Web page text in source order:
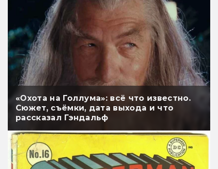
«Охота на Голлума»: всё что известно.
Сюжет, съёмки, дата выхода и что
рассказал Гэндальф